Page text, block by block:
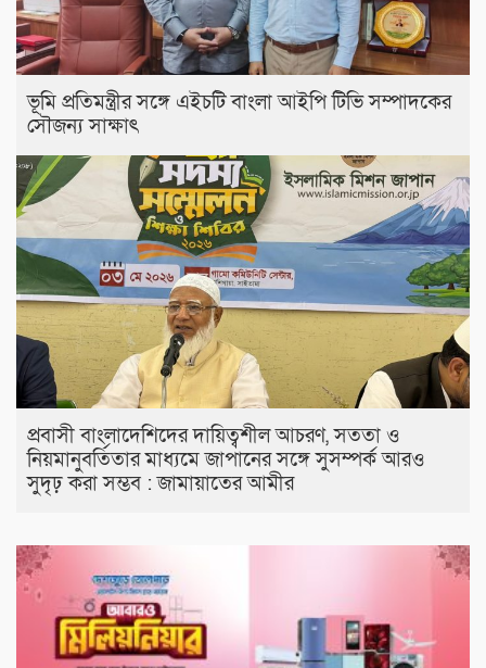
ভূমি প্রতিমন্ত্রীর সঙ্গে এইচটি বাংলা আইপি টিভি সম্পাদকের
সৌজন্য সাক্ষাৎ
প্রবাসী বাংলাদেশিদের দায়িত্বশীল আচরণ, সততা ও
নিয়মানুবর্তিতার মাধ্যমে জাপানের সঙ্গে সুসম্পর্ক আরও
সুদৃঢ় করা সম্ভব : জামায়াতের আমীর